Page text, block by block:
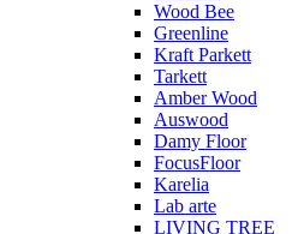
Wood Bee
Greenline
Kraft Parkett
Tarkett
Amber Wood
Auswood
Damy Floor
FocusFloor
Karelia
Lab arte
LIVING TREE